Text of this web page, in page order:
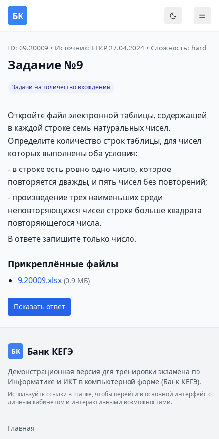
БК
ID: 09.20009 • Источник: ЕГКР 27.04.2024 • Сложность: hard
Задание №9
Задачи на количество вхождений
Откройте файл электронной таблицы, содержащей
в каждой строке семь натуральных чисел.
Определите количество строк таблицы, для чисел
которых выполнены оба условия:
- в строке есть ровно одно число, которое
повторяется дважды, и пять чисел без повторений;
- произведение трёх наименьших среди
неповторяющихся чисел строки больше квадрата
повторяющегося числа.
В ответе запишите только число.
Прикреплённые файлы
9.20009.xlsx (0.9 МБ)
Показать ответ
БК Банк КЕГЭ
Демонстрационная версия для тренировки экзамена по
Информатике и ИКТ в компьютерной форме (Банк КЕГЭ).
Используйте ссылки в шапке, чтобы перейти в основной интерфейс с
личным кабинетом и интерактивными возможностями.
Главная